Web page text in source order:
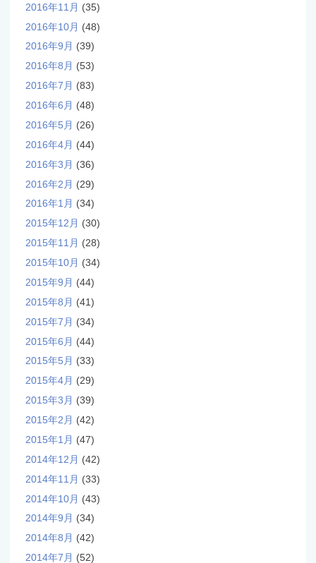
2016年11月 (35)
2016年10月 (48)
2016年9月 (39)
2016年8月 (53)
2016年7月 (83)
2016年6月 (48)
2016年5月 (26)
2016年4月 (44)
2016年3月 (36)
2016年2月 (29)
2016年1月 (34)
2015年12月 (30)
2015年11月 (28)
2015年10月 (34)
2015年9月 (44)
2015年8月 (41)
2015年7月 (34)
2015年6月 (44)
2015年5月 (33)
2015年4月 (29)
2015年3月 (39)
2015年2月 (42)
2015年1月 (47)
2014年12月 (42)
2014年11月 (33)
2014年10月 (43)
2014年9月 (34)
2014年8月 (42)
2014年7月 (52)